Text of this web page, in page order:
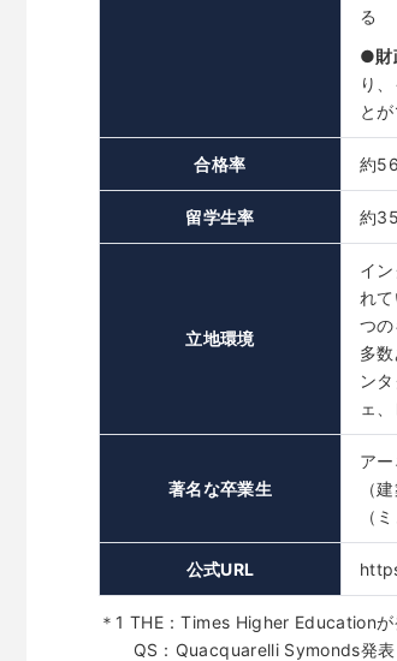
る
●財
り
と
合格率 約
留学生率 約
立地環境
イ
れ
つ
多
ン
ェ
著名な卒業生
ア
（
（
公式URL
＊1 THE：Times Higher Education
QS：Quacquarelli Symonds発表